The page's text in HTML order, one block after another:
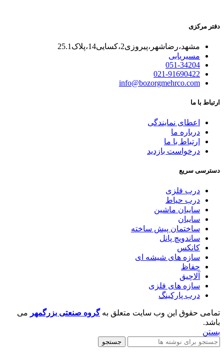
دفتر مرکزی
مشهد،رضاشهر،پیروزی2،کسایی14،پلاک25.1
مسیریابی
051-34204
021-91690422
info@bozorgmehrco.com
ارتباط با ما
اعطای نمایندگی
درباره ما
ارتباط با ما
درخواست بازدید
دسترسی سریع
درب فلزی
درب حیاط
سایبان ماشین
سایبان
ساختمان پیش ساخته
ساندویچ پانل
کانکس
سازه های شیشه ای
حفاظ
آلاچیق
سازه های فلزی
درب پارکینگ
تمامی حقوق این وب سایت متعلق به گروه صنعتی بزرگمهر می
باشد.
بستن
جستجو